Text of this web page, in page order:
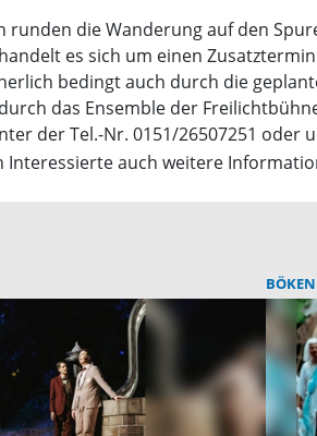
die Wanderung auf den
es sich um einen
bedingt auch durch die
das Ensemble der
der Tel.-Nr. 0151/26507251 oder
Interessierte auch weitere